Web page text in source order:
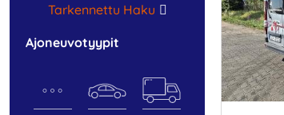
Tarkennettu Haku
ajoneuvotyypit